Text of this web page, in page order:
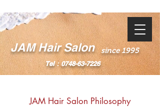
JAM Hair Salon since 1995
Tel：0748-63-7226
JAM Hair Salon Philosophy